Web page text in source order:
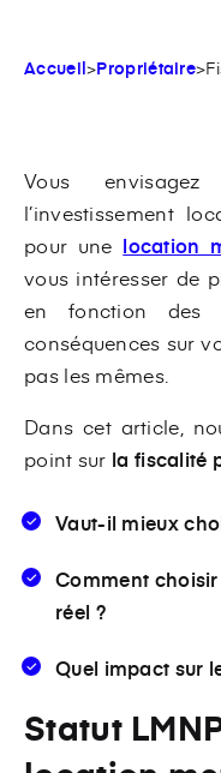
Accueil>Propriétaire>
Vous
l’investissement
pour une location
vous intéresser de
en fonction des
conséquences sur
pas les mêmes.
Dans cet article,
point sur la fiscalité
Vaut-il mieux
Comment
réel ?
Quel impact sur
Statut